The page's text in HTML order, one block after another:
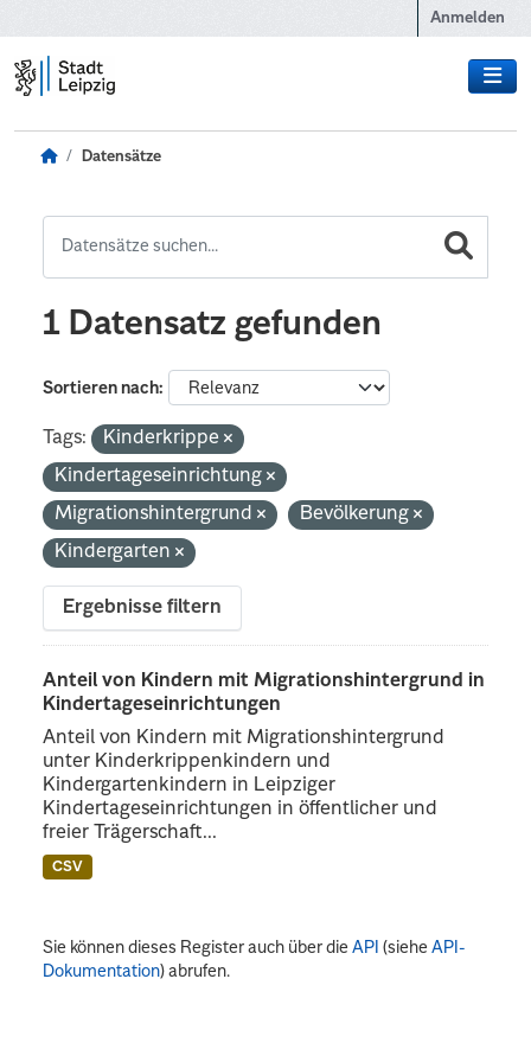
Anmelden
Datensätze
1 Datensatz gefunden
Sortieren nach
Tags:
Kinderkrippe
Kindertageseinrichtung
Migrationshintergrund
Bevölkerung
Kindergarten
Ergebnisse filtern
Anteil von Kindern mit Migrationshintergrund in
Kindertageseinrichtungen
Anteil von Kindern mit Migrationshintergrund
unter Kinderkrippenkindern und
Kindergartenkindern in Leipziger
Kindertageseinrichtungen in öffentlicher und
freier Trägerschaft...
CSV
Sie können dieses Register auch über dieAPI (sieheAPI-
Dokumentation) abrufen.